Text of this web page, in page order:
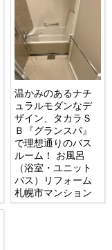
温かみのあるナチ
ュラルモダンなデ
ザイン、タカラＳ
Ｂ『グランスパ』
で理想通りのバス
ルーム！ お風呂
（浴室・ユニット
バス）リフォーム
札幌市マンション